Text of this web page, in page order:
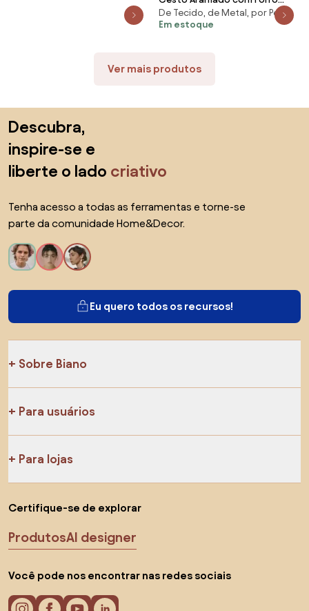
(Pequeno)
De Tecido, de Metal, por Peça
Em estoque
Ver mais produtos
Descubra,
inspire-se e
liberte o lado criativo
Tenha acesso a todas as ferramentas e torne-se
parte da comunidade Home&Decor.
Eu quero todos os recursos!
Sobre Biano
Para usuários
Para lojas
Certifique-se de explorar
ProdutosAI designer
Você pode nos encontrar nas redes sociais